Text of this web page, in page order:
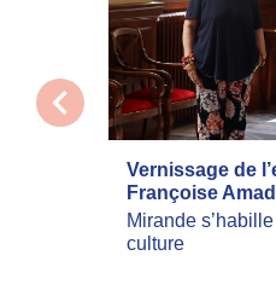
Vernissage de
Françoise
Mirande
culture
chevron_left